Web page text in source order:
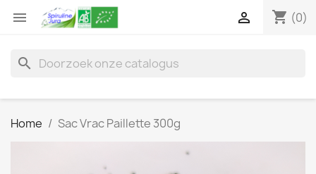
 shopping_cart (0)

search
Home Sac Vrac Paillette 300g